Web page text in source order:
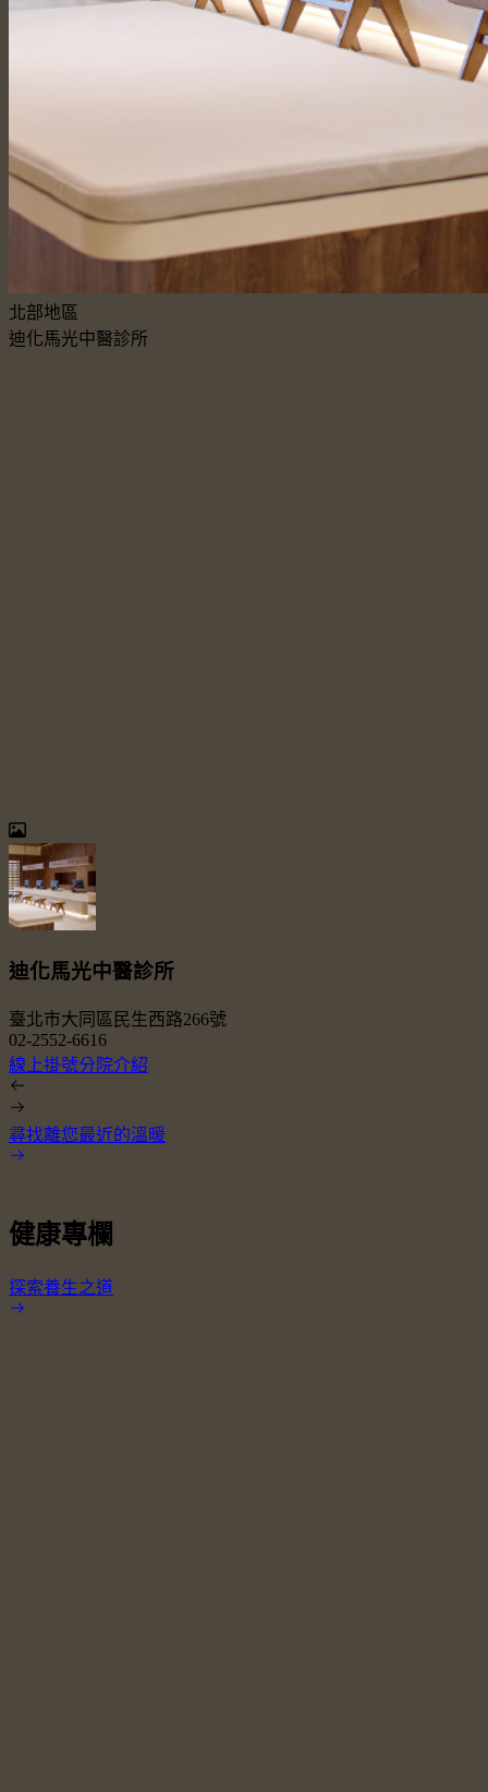
北部地區
迪化馬光中醫診所
迪化馬光中醫診所
臺北市大同區民生西路266號
02-2552-6616
線上掛號分院介紹
尋找離您最近的溫暖
健康專欄
探索養生之道